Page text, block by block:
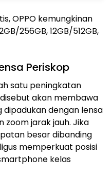
OPPO kemungkinan
256GB, 12GB/512GB,
Periskop
satu peningkatan
akan membawa
dengan lensa
zoom jarak jauh. Jika
besar dibanding
memperkuat posisi
kelas